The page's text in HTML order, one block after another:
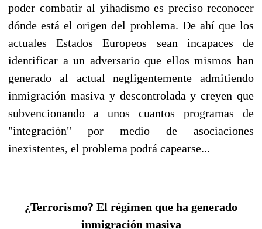
poder combatir al yihadismo es preciso reconocer
dónde está el origen del problema. De ahí que los
actuales Estados Europeos sean incapaces de
identificar a un adversario que ellos mismos han
generado al actual negligentemente admitiendo
inmigración masiva y descontrolada y creyen que
subvencionando a unos cuantos programas de
"integración" por medio de asociaciones
inexistentes, el problema podrá capearse...
¿Terrorismo? El régimen que ha generado
inmigración masiva